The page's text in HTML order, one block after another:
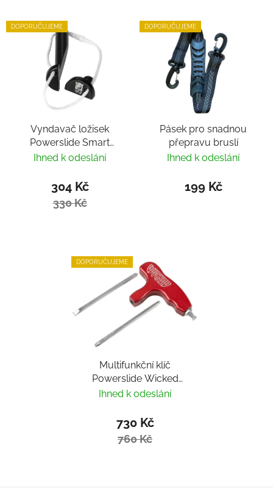
DOPORUČUJEME
Vyndavač ložisek
Powerslide Smart
Bearing Remover by
Ihned k odeslání
304 Kč
330 Kč
DOPORUČUJEME
Pásek pro snadnou
přepravu bruslí
Ihned k odeslání
199 Kč
DOPORUČUJEME
Multifunkční klíč
Powerslide Wicked
Hardcore Tool
Ihned k odeslání
730 Kč
760 Kč